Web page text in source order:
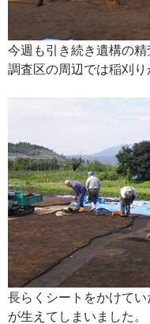
今週も引き続き遺構の精
調査区の周辺では稲刈り
長らくシートをかけて
が生えてしまいました。